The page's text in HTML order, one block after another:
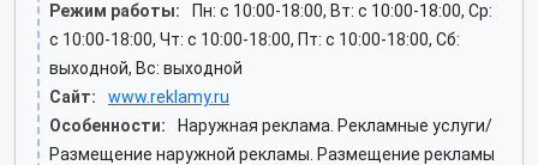
Режим работы:
Пн: c 10:00-18:00, Вт: c 10:00-18:00, Ср:
c 10:00-18:00, Чт: c 10:00-18:00, Пт: c 10:00-18:00, Сб:
выходной, Вс: выходной
Сайт:
www.reklamy.ru
Особенности:
Наружная реклама. Рекламные услуги/
Размещение наружной рекламы. Размещение рекламы